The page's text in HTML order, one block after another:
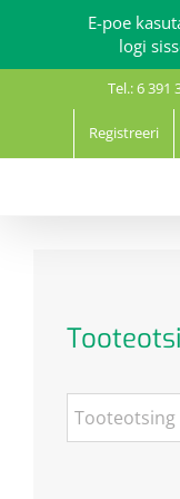
Tel.: 6 391
Registreeri
E-poe
logi